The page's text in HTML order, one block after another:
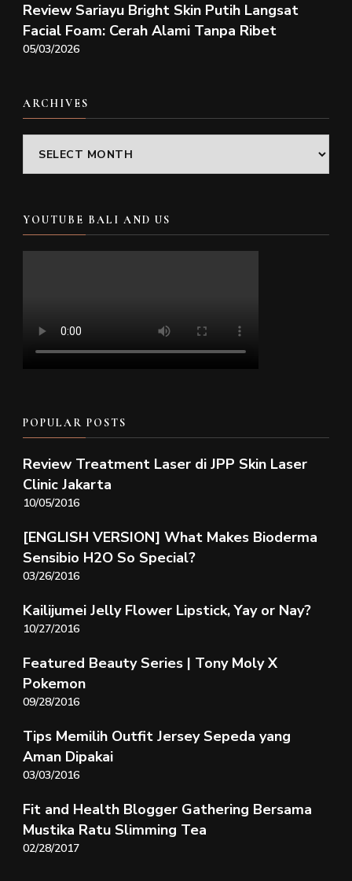
Review Sariayu Bright Skin Putih Langsat
Facial Foam: Cerah Alami Tanpa Ribet
05/03/2026
ARCHIVES
Archives
YOUTUBE BALI AND US
POPULAR POSTS
Review Treatment Laser di JPP Skin Laser
Clinic Jakarta
10/05/2016
[ENGLISH VERSION] What Makes Bioderma
Sensibio H2O So Special?
03/26/2016
Kailijumei Jelly Flower Lipstick, Yay or Nay?
10/27/2016
Featured Beauty Series | Tony Moly X
Pokemon
09/28/2016
Tips Memilih Outfit Jersey Sepeda yang
Aman Dipakai
03/03/2016
Fit and Health Blogger Gathering Bersama
Mustika Ratu Slimming Tea
02/28/2017